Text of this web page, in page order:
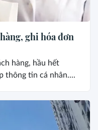
ghi hóa đơn
hàng, hầu hết
thông tin cá nhân....